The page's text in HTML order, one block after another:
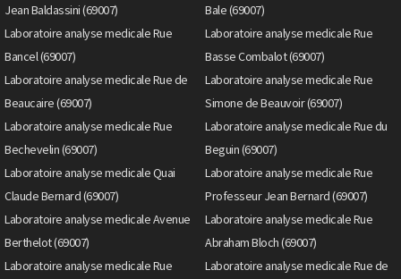
Jean Baldassini (69007)
Bale (69007)
Laboratoire analyse medicale Rue
Bancel (69007)
Laboratoire analyse medicale Rue
Basse Combalot (69007)
Laboratoire analyse medicale Rue de
Beaucaire (69007)
Laboratoire analyse medicale Rue
Simone de Beauvoir (69007)
Laboratoire analyse medicale Rue
Bechevelin (69007)
Laboratoire analyse medicale Rue du
Beguin (69007)
Laboratoire analyse medicale Quai
Claude Bernard (69007)
Laboratoire analyse medicale Rue
Professeur Jean Bernard (69007)
Laboratoire analyse medicale Avenue
Berthelot (69007)
Laboratoire analyse medicale Rue
Abraham Bloch (69007)
Laboratoire analyse medicale Rue
Laboratoire analyse medicale Rue de